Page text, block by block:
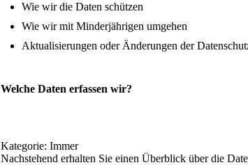
Wie wir die Daten schützen
Wie wir mit Minderjährigen umgehen
Aktualisierungen oder Änderungen der
Welche Daten erfassen wir?
Kategorie: Immer
Nachstehend erhalten Sie einen Überblick über die